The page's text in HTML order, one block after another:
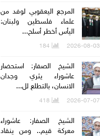
المرجع اليعقوبي لوفد من
علماء فلسطين ولبنان:
اليأس أخطر أسلح...
2026-08-03
184
الشيخ الصفار: استحضار
عاشوراء يثري وجدان
الانسان، بالتطلع لل...
2026-07-07
418
الشيخ الصفار: عاشوراء
معركة قيم.. ومن ينقاد